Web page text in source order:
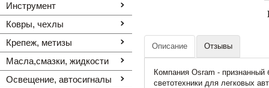
Инструмент
Ковры, чехлы
Крепеж, метизы
Масла,смазки, жидкости
Освещение, автоcигналы
Описание Отзывы
Компания Osram - признанный
светотехники для легковых